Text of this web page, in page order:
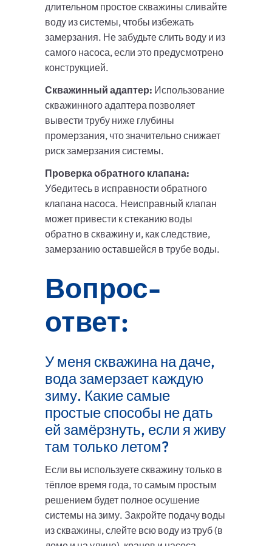
длительном простое скважины сливайте
воду из системы, чтобы избежать
замерзания. Не забудьте слить воду и из
самого насоса, если это предусмотрено
конструкцией.
Скважинный адаптер: Использование
скважинного адаптера позволяет
вывести трубу ниже глубины
промерзания, что значительно снижает
риск замерзания системы.
Проверка обратного клапана:
Убедитесь в исправности обратного
клапана насоса. Неисправный клапан
может привести к стеканию воды
обратно в скважину и, как следствие,
замерзанию оставшейся в трубе воды.
Вопрос-
ответ:
У меня скважина на даче,
вода замерзает каждую
зиму. Какие самые
простые способы не дать
ей замёрзнуть, если я живу
там только летом?
Если вы используете скважину только в
тёплое время года, то самым простым
решением будет полное осушение
системы на зиму. Закройте подачу воды
из скважины, слейте всю воду из труб (в